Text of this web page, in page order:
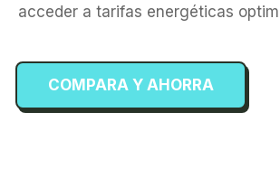
acceder a tarifas energéticas
COMPARA Y AHORRA